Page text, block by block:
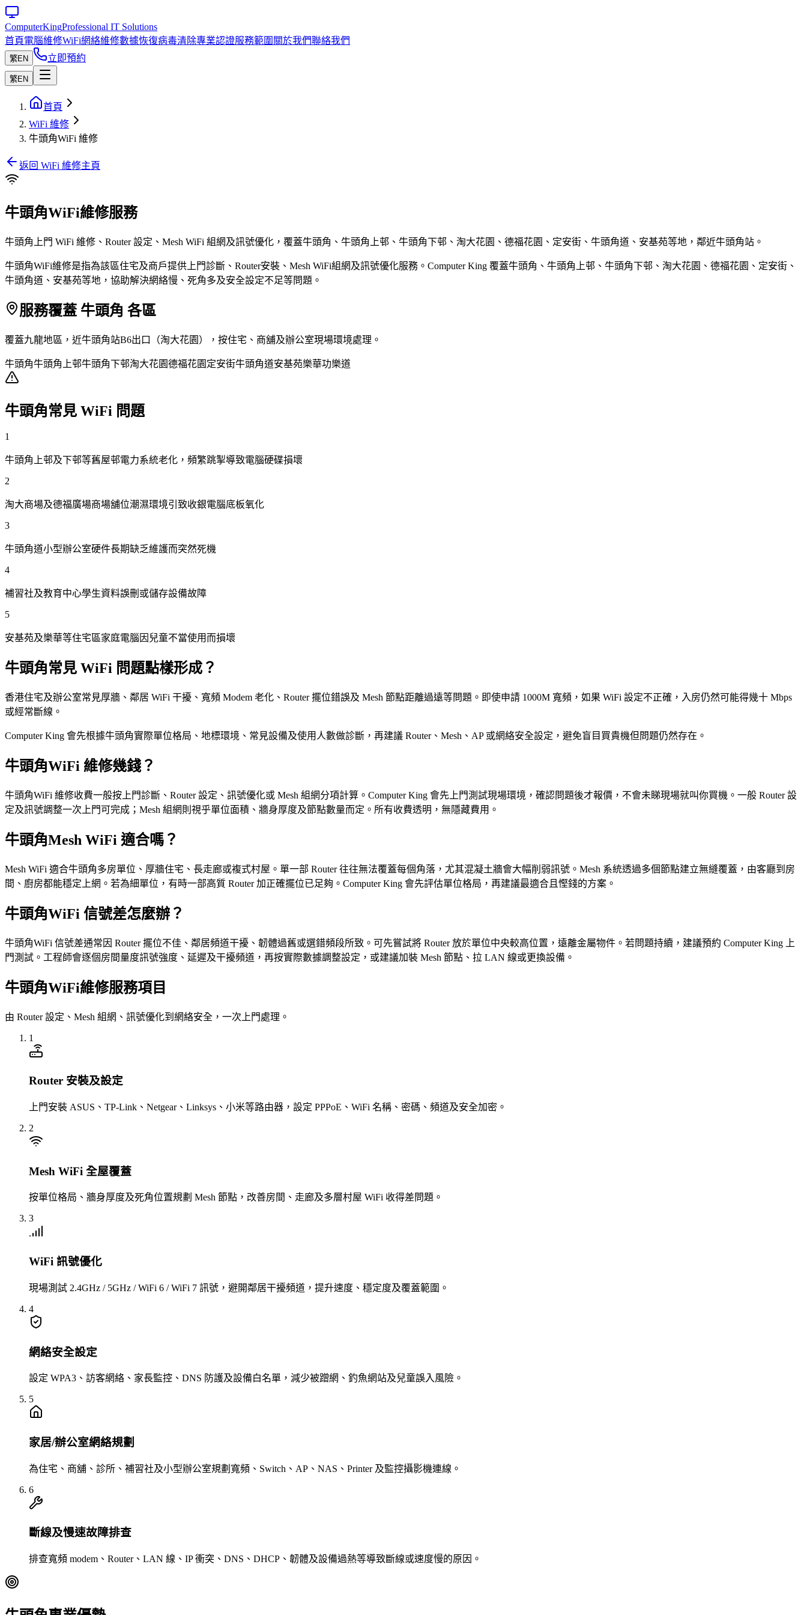
ComputerKingProfessional IT Solutions
首頁電腦維修WiFi網絡維修數據恢復病毒清除專業認證服務範圍 關於我們聯絡我們
繁EN 立即預約
繁EN
首頁
WiFi 維修
牛頭角WiFi 維修
返回 WiFi 維修主頁
牛頭角WiFi維修服務
牛頭角上門 WiFi 維修、Router 設定、Mesh WiFi 組網及訊號優化，覆蓋牛頭角、牛頭角上邨、牛頭角下邨、淘大花園、德福花園、定安街、牛頭角道、安基苑等地，鄰近牛頭角站。
牛頭角WiFi維修是指為該區住宅及商戶提供上門診斷、Router安裝、Mesh WiFi組網及訊號優化服務。Computer King 覆蓋牛頭角、牛頭角上邨、牛頭角下邨、淘大花園、德福花園、定安街、
牛頭角道、安基苑等地，協助解決網絡慢、死角多及安全設定不足等問題。
服務覆蓋 牛頭角 各區
覆蓋九龍地區，近牛頭角站B6出口（淘大花園），按住宅、商舖及辦公室現場環境處理。
牛頭角牛頭角上邨牛頭角下邨淘大花園德福花園 定安街牛頭角道安基苑樂華功樂道
牛頭角常見 WiFi 問題
1
牛頭角上邨及下邨等舊屋邨電力系統老化，頻繁跳掣導致電腦硬碟損壞
2
淘大商場及德福廣場商場舖位潮濕環境引致收銀電腦底板氧化
3
牛頭角道小型辦公室硬件長期缺乏維護而突然死機
4
補習社及教育中心學生資料誤刪或儲存設備故障
5
安基苑及樂華等住宅區家庭電腦因兒童不當使用而損壞
牛頭角常見 WiFi 問題點樣形成？
香港住宅及辦公室常見厚牆、鄰居 WiFi 干擾、寬頻 Modem 老化、Router 擺位錯誤及 Mesh 節點距離過遠等問題。即使申請 1000M 寬頻，如果 WiFi 設定不正確，入房仍然可能得幾十 Mbps
或經常斷線。
Computer King 會先根據牛頭角實際單位格局、地標環境、常見設備及使用人數做診斷，再建議 Router、Mesh、AP 或網絡安全設定，避免盲目買貴機但問題仍然存在。
牛頭角WiFi 維修幾錢？
牛頭角WiFi 維修收費一般按上門診斷、Router 設定、訊號優化或 Mesh 組網分項計算。Computer King 會先上門測試現場環境，確認問題後才報價，不會未睇現場就叫你買機。一般 Router 設
定及訊號調整一次上門可完成；Mesh 組網則視乎單位面積、牆身厚度及節點數量而定。所有收費透明，無隱藏費用。
牛頭角Mesh WiFi 適合嗎？
Mesh WiFi 適合牛頭角多房單位、厚牆住宅、長走廊或複式村屋。單一部 Router 往往無法覆蓋每個角落，尤其混凝土牆會大幅削弱訊號。Mesh 系統透過多個節點建立無縫覆蓋，由客廳到房
間、廚房都能穩定上網。若為細單位，有時一部高質 Router 加正確擺位已足夠。Computer King 會先評估單位格局，再建議最適合且慳錢的方案。
牛頭角WiFi 信號差怎麼辦？
牛頭角WiFi 信號差通常因 Router 擺位不佳、鄰居頻道干擾、韌體過舊或選錯頻段所致。可先嘗試將 Router 放於單位中央較高位置，遠離金屬物件。若問題持續，建議預約 Computer King 上
門測試。工程師會逐個房間量度訊號強度、延遲及干擾頻道，再按實際數據調整設定，或建議加裝 Mesh 節點、拉 LAN 線或更換設備。
牛頭角WiFi維修服務項目
由 Router 設定、Mesh 組網、訊號優化到網絡安全，一次上門處理。
1
Router 安裝及設定
上門安裝 ASUS、TP-Link、Netgear、Linksys、小米等路由器，設定 PPPoE、WiFi 名稱、密碼、頻道及安全加密。
2
Mesh WiFi 全屋覆蓋
按單位格局、牆身厚度及死角位置規劃 Mesh 節點，改善房間、走廊及多層村屋 WiFi 收得差問題。
3
WiFi 訊號優化
現場測試 2.4GHz / 5GHz / WiFi 6 / WiFi 7 訊號，避開鄰居干擾頻道，提升速度、穩定度及覆蓋範圍。
4
網絡安全設定
設定 WPA3、訪客網絡、家長監控、DNS 防護及設備白名單，減少被蹭網、釣魚網站及兒童誤入風險。
5
家居/辦公室網絡規劃
為住宅、商舖、診所、補習社及小型辦公室規劃寬頻、Switch、AP、NAS、Printer 及監控攝影機連線。
6
斷線及慢速故障排查
排查寬頻 modem、Router、LAN 線、IP 衝突、DNS、DHCP、韌體及設備過熱等導致斷線或速度慢的原因。